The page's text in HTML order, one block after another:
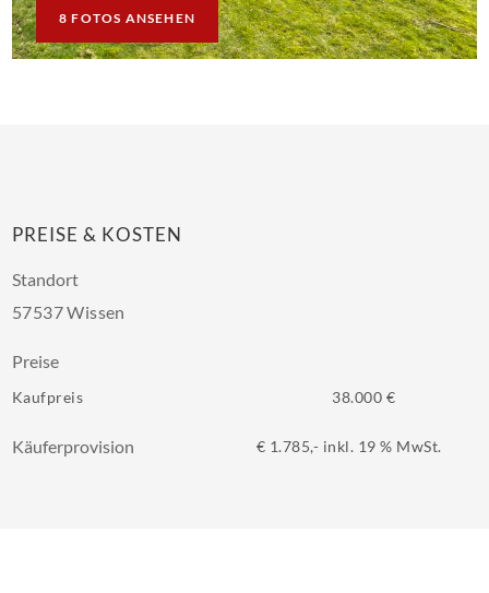
8 FOTOS ANSEHEN
PREISE & KOSTEN
Standort
57537 Wissen
Preise
Kaufpreis 38.000 €
Käuferprovision € 1.785,- inkl. 19 % MwSt.